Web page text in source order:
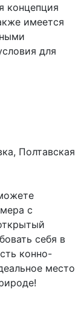
концепция
имеется
для
Полтавская
с
себя в
конно-
место